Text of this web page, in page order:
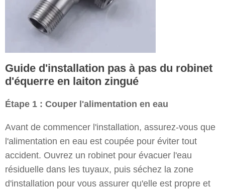
Guide d'installation pas à pas du robinet
d'équerre en laiton zingué
Étape 1 : Couper l'alimentation en eau
Avant de commencer l'installation, assurez-vous que
l'alimentation en eau est coupée pour éviter tout
accident. Ouvrez un robinet pour évacuer l'eau
résiduelle dans les tuyaux, puis séchez la zone
d'installation pour vous assurer qu'elle est propre et